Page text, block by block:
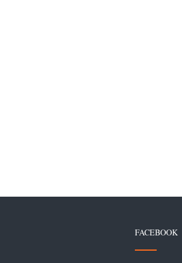
FACEBOOK